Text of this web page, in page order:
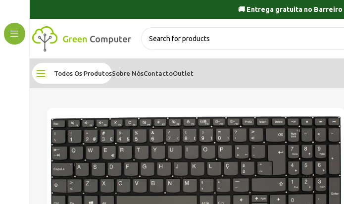
🚚 Entrega gratuita no Barreiro
Todos Os ProdutosSobre NósContactoOutlet